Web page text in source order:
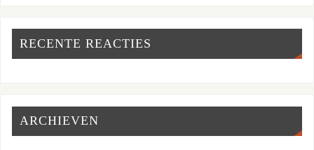
RECENTE REACTIES
ARCHIEVEN